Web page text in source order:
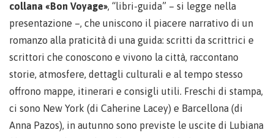
collana «Bon Voyage», “libri-guida” – si legge nella
presentazione –, che uniscono il piacere narrativo di un
romanzo alla praticità di una guida: scritti da scrittrici e
scrittori che conoscono e vivono la città, raccontano
storie, atmosfere, dettagli culturali e al tempo stesso
offrono mappe, itinerari e consigli utili. Freschi di stampa,
ci sono New York (di Caherine Lacey) e Barcellona (di
Anna Pazos), in autunno sono previste le uscite di Lubiana